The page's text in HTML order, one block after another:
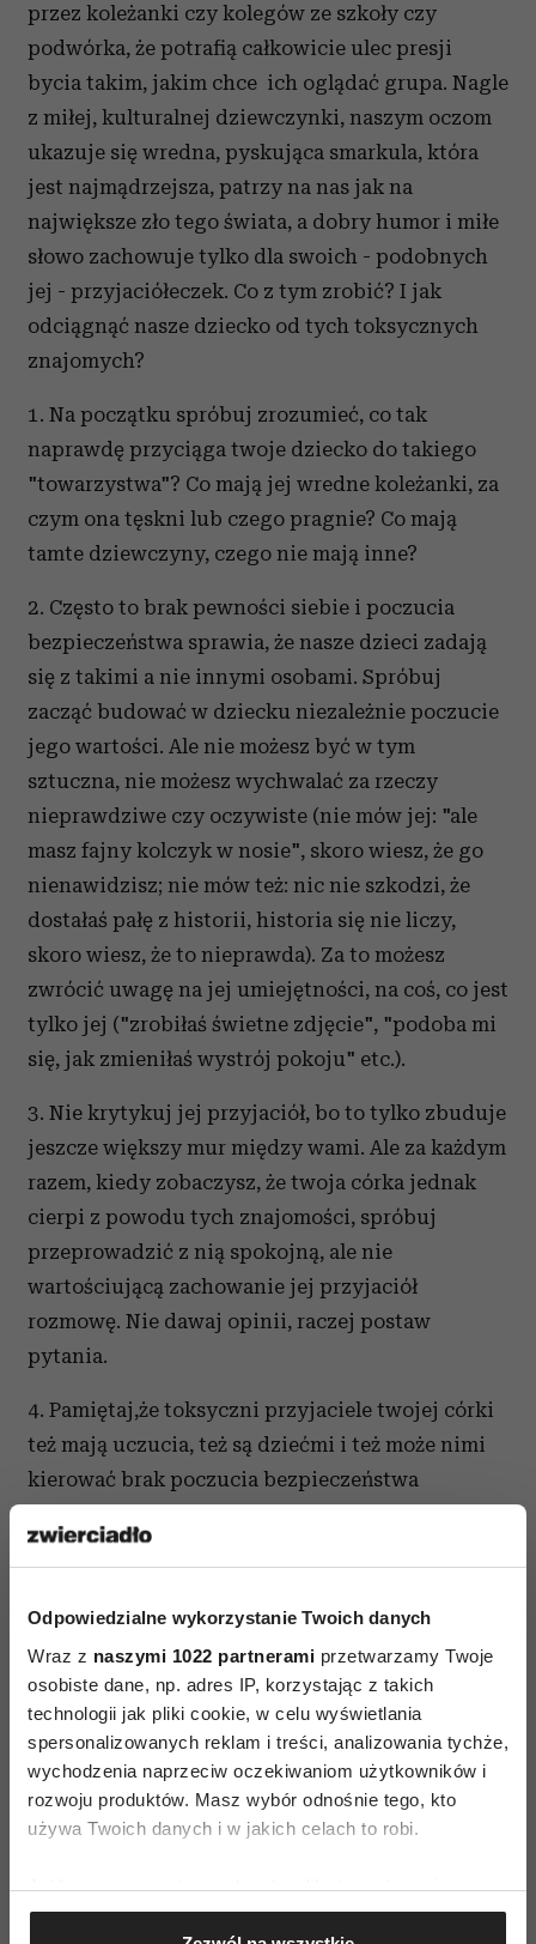
Odpowiedzialne wykorzystanie Twoich danych
Wraz z naszymi 1022 partnerami przetwarzamy Twoje
osobiste dane, np. adres IP, korzystając z takich
technologii jak pliki cookie, w celu wyświetlania
spersonalizowanych reklam i treści, analizowania tychże,
wychodzenia naprzeciw oczekiwaniom użytkowników i
rozwoju produktów. Masz wybór odnośnie tego, kto
używa Twoich danych i w jakich celach to robi.
Jeśli wyrazisz na to zgodę, chcielibyśmy również:
Gromadzić dane dotyczące Twojej lokalizacji
przez koleżanki czy kolegów ze szkoły czy
podwórka, że potrafią całkowicie ulec presji
bycia takim, jakim chce ich oglądać grupa. Nagle
z miłej, kulturalnej dziewczynki, naszym oczom
ukazuje się wredna, pyskująca smarkula, która
jest najmądrzejsza, patrzy na nas jak na
największe zło tego świata, a dobry humor i miłe
słowo zachowuje tylko dla swoich - podobnych
jej - przyjaciółeczek. Co z tym zrobić? I jak
odciągnąć nasze dziecko od tych toksycznych
znajomych?
1. Na początku spróbuj zrozumieć, co tak
naprawdę przyciąga twoje dziecko do takiego
"towarzystwa"? Co mają jej wredne koleżanki, za
czym ona tęskni lub czego pragnie? Co mają
tamte dziewczyny, czego nie mają inne?
2. Często to brak pewności siebie i poczucia
bezpieczeństwa sprawia, że nasze dzieci zadają
się z takimi a nie innymi osobami. Spróbuj
zacząć budować w dziecku niezależnie poczucie
jego wartości. Ale nie możesz być w tym
sztuczna, nie możesz wychwalać za rzeczy
nieprawdziwe czy oczywiste (nie mów jej: "ale
masz fajny kolczyk w nosie", skoro wiesz, że go
nienawidzisz; nie mów też: nic nie szkodzi, że
dostałaś pałę z historii, historia się nie liczy,
skoro wiesz, że to nieprawda). Za to możesz
zwrócić uwagę na jej umiejętności, na coś, co jest
tylko jej ("zrobiłaś świetne zdjęcie", "podoba mi
się, jak zmieniłaś wystrój pokoju" etc.).
3. Nie krytykuj jej przyjaciół, bo to tylko zbuduje
jeszcze większy mur między wami. Ale za każdym
razem, kiedy zobaczysz, że twoja córka jednak
cierpi z powodu tych znajomości, spróbuj
przeprowadzić z nią spokojną, ale nie
wartościującą zachowanie jej przyjaciół
rozmowę. Nie dawaj opinii, raczej postaw
pytania.
4. Pamiętaj,że toksyczni przyjaciele twojej córki
też mają uczucia, też są dziećmi i też może nimi
kierować brak poczucia bezpieczeństwa
im okażesz sprawi, że przestaną patrzeć na ciebie
A może wtedy także twoja córka - widząc, że
akceptujesz jej wybory - spojrzy na całą sytuację
spokojniej, zrozumie twoje lęki i swoje
zachowanie?